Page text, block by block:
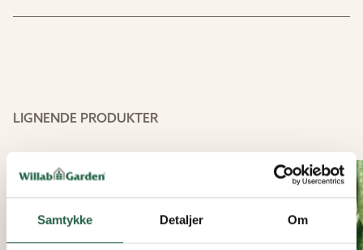
Samtykke Detaljer Om
LIGNENDE PRODUKTER